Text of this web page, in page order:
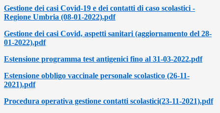
Gestione dei casi Covid-19 e dei contatti di caso scolastici -
Regione Umbria (08-01-2022).pdf
Gestione dei casi Covid, aspetti sanitari (aggiornamento del 28-
01-2022).pdf
Estensione programma test antigenici fino al 31-03-2022.pdf
Estensione obbligo vaccinale personale scolastico (26-11-
2021).pdf
Procedura operativa gestione contatti scolastici(23-11-2021).pdf